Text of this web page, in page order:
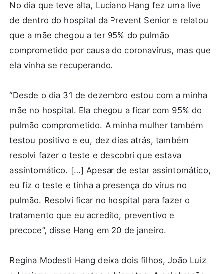
No dia que teve alta, Luciano Hang fez uma live
de dentro do hospital da Prevent Senior e relatou
que a mãe chegou a ter 95% do pulmão
comprometido por causa do coronavírus, mas que
ela vinha se recuperando.
“Desde o dia 31 de dezembro estou com a minha
mãe no hospital. Ela chegou a ficar com 95% do
pulmão comprometido. A minha mulher também
testou positivo e eu, dez dias atrás, também
resolvi fazer o teste e descobri que estava
assintomático. […] Apesar de estar assintomático,
eu fiz o teste e tinha a presença do vírus no
pulmão. Resolvi ficar no hospital para fazer o
tratamento que eu acredito, preventivo e
precoce”, disse Hang em 20 de janeiro.
Regina Modesti Hang deixa dois filhos, João Luiz